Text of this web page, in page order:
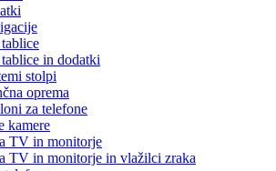
in dodatki
stolpi
oprema
za telefone
kamere
TV in monitorje
TV in monitorje in vlažilci zraka